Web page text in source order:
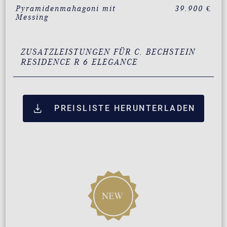
Pyramidenmahagoni mit
Messing
39.900 €
ZUSATZLEISTUNGEN FÜR C. BECHSTEIN
RESIDENCE R 6 ELEGANCE
PREISLISTE HERUNTERLADEN